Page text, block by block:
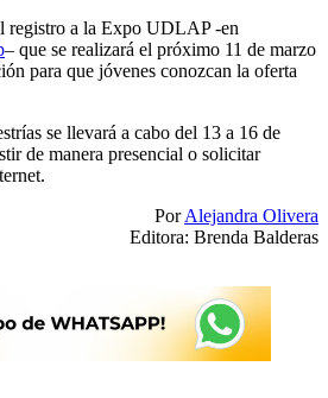
registro a la Expo UDLAP -en
– que se realizará el próximo 11 de marzo
para que jóvenes conozcan la oferta
se llevará a cabo del 13 a 16 de
de manera presencial o solicitar
PorAlejandra Olivera
Editora: Brenda Balderas